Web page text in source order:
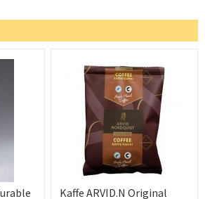
Kaffe ARVID.N Original